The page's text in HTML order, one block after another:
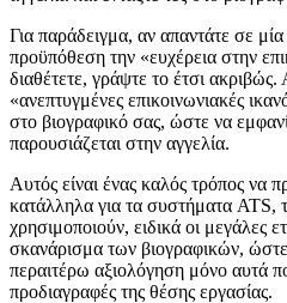
Για παράδειγμα, αν απαντάτε σε
προϋπόθεση την «ευχέρεια στην
διαθέτετε, γράψτε το έτσι ακριβώς.
«ανεπτυγμένες επικοινωνιακές
στο βιογραφικό σας, ώστε να
παρουσιάζεται στην αγγελία.
Αυτός είναι ένας καλός τρόπος να
κατάλληλα για τα συστήματα ATS,
χρησιμοποιούν, ειδικά οι μεγάλες
σκανάρισμα των βιογραφικών,
περαιτέρω αξιολόγηση μόνο αυτά
προδιαγραφές της θέσης εργασίας.